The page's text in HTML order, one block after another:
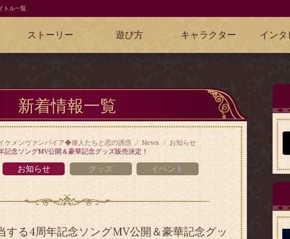
トル一覧
ストーリー 遊び方 キャラクター イン
新着情報一覧
ケメンヴァンパイア◆偉人たちと恋の誘惑 News
お知らせ
記念ソングMV公開＆豪華記念グッズ販売決定！
お知らせ グッズ イベント
する4周年記念ソングMV公開＆豪華記念グッ